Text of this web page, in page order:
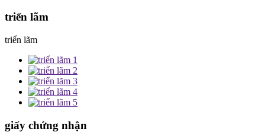
triển lãm
triển lãm
giấy chứng nhận